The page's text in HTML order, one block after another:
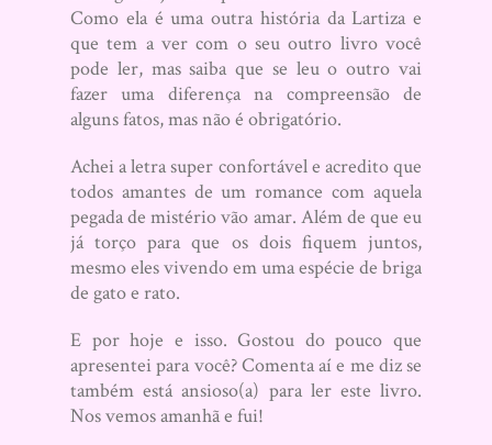
Como ela é uma outra história da Lartiza e
que tem a ver com o seu outro livro você
pode ler, mas saiba que se leu o outro vai
fazer uma diferença na compreensão de
alguns fatos, mas não é obrigatório.
Achei a letra super confortável e acredito que
todos amantes de um romance com aquela
pegada de mistério vão amar. Além de que eu
já torço para que os dois fiquem juntos,
mesmo eles vivendo em uma espécie de briga
de gato e rato.
E por hoje e isso. Gostou do pouco que
apresentei para você? Comenta aí e me diz se
também está ansioso(a) para ler este livro.
Nos vemos amanhã e fui!